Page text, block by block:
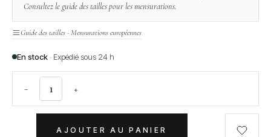
Consultez le guide des tailles pour les mensurations.
Guide des tailles · Mensurations européennes
En stock · Expédié sous 24 h
− +
AJOUTER AU PANIER